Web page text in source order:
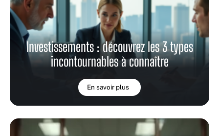
Investissements : découvrez les 3 types
incontournables à connaître
En savoir plus